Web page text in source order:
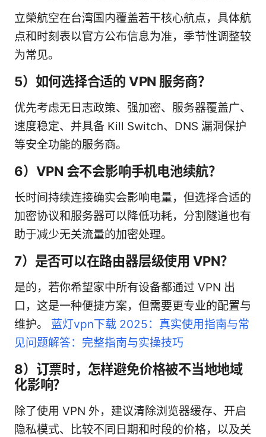
立榮航空在台湾国内覆盖若干核心航点，具体航
点和时刻表以官方公布信息为准，季节性调整较
为常见。
5）如何选择合适的 VPN 服务商？
优先考虑无日志政策、强加密、服务器覆盖广、
速度稳定、并具备 Kill Switch、DNS 漏洞保护
等安全功能的服务商。
6）VPN 会不会影响手机电池续航？
长时间持续连接确实会影响电量，但选择合适的
加密协议和服务器可以降低功耗，分割隧道也有
助于减少无关流量的加密处理。
7）是否可以在路由器层级使用 VPN？
是的，若你希望家中所有设备都通过 VPN 出
口，这是一种便捷方案，但需要更专业的配置与
维护。 蓝灯vpn下载 2025：真实使用指南与常
见问题解答：完整指南与实操技巧
8）订票时，怎样避免价格被不当地地域
化影响？
除了使用 VPN 外，建议清除浏览器缓存、开启
隐私模式、比较不同日期和时段的价格，以及关